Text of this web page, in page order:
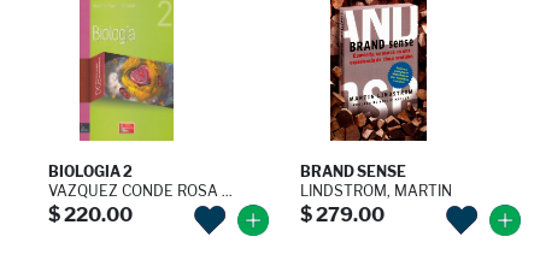
BIOLOGIA 2
VAZQUEZ CONDE ROSA ...
$ 220.00
BRAND SENSE
LINDSTROM, MARTIN
$ 279.00